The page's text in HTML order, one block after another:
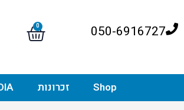
050-6916727
0
Shop זכרונות